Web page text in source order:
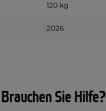
120 kg
2026
Brauchen Sie Hilfe?